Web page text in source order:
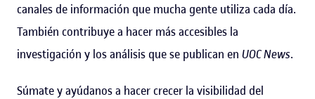
canales de información que mucha gente utiliza cada día.
También contribuye a hacer más accesibles la
investigación y los análisis que se publican en UOC News.
Súmate y ayúdanos a hacer crecer la visibilidad del